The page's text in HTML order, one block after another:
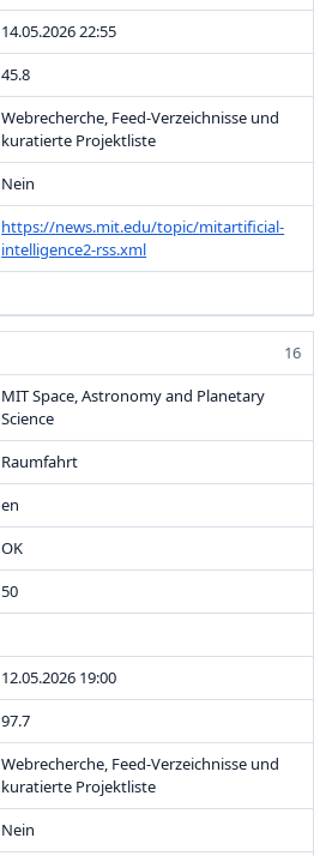
14.05.202622:55
45.8
Webrecherche, Feed-Verzeichnisse und
kuratierte Projektliste
Nein
https://news.mit.edu/topic/mitartificial-
intelligence2-rss.xml
16
MIT Space,Astronomy and Planetary
Science
Raumfahrt
en
OK
50
12.05.2026 19:00
97.7
Webrecherche, Feed-Verzeichnisse und
kuratierte Projektliste
Nein